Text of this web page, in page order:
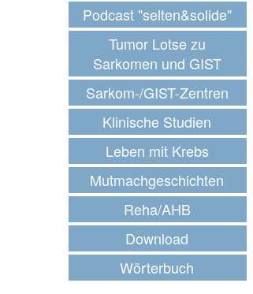
Podcast "selten&solide"
Tumor Lotse zu
Sarkomen und GIST
Sarkom-/GIST-Zentren
Klinische Studien
Leben mit Krebs
Mutmachgeschichten
Reha/AHB
Download
Wörterbuch